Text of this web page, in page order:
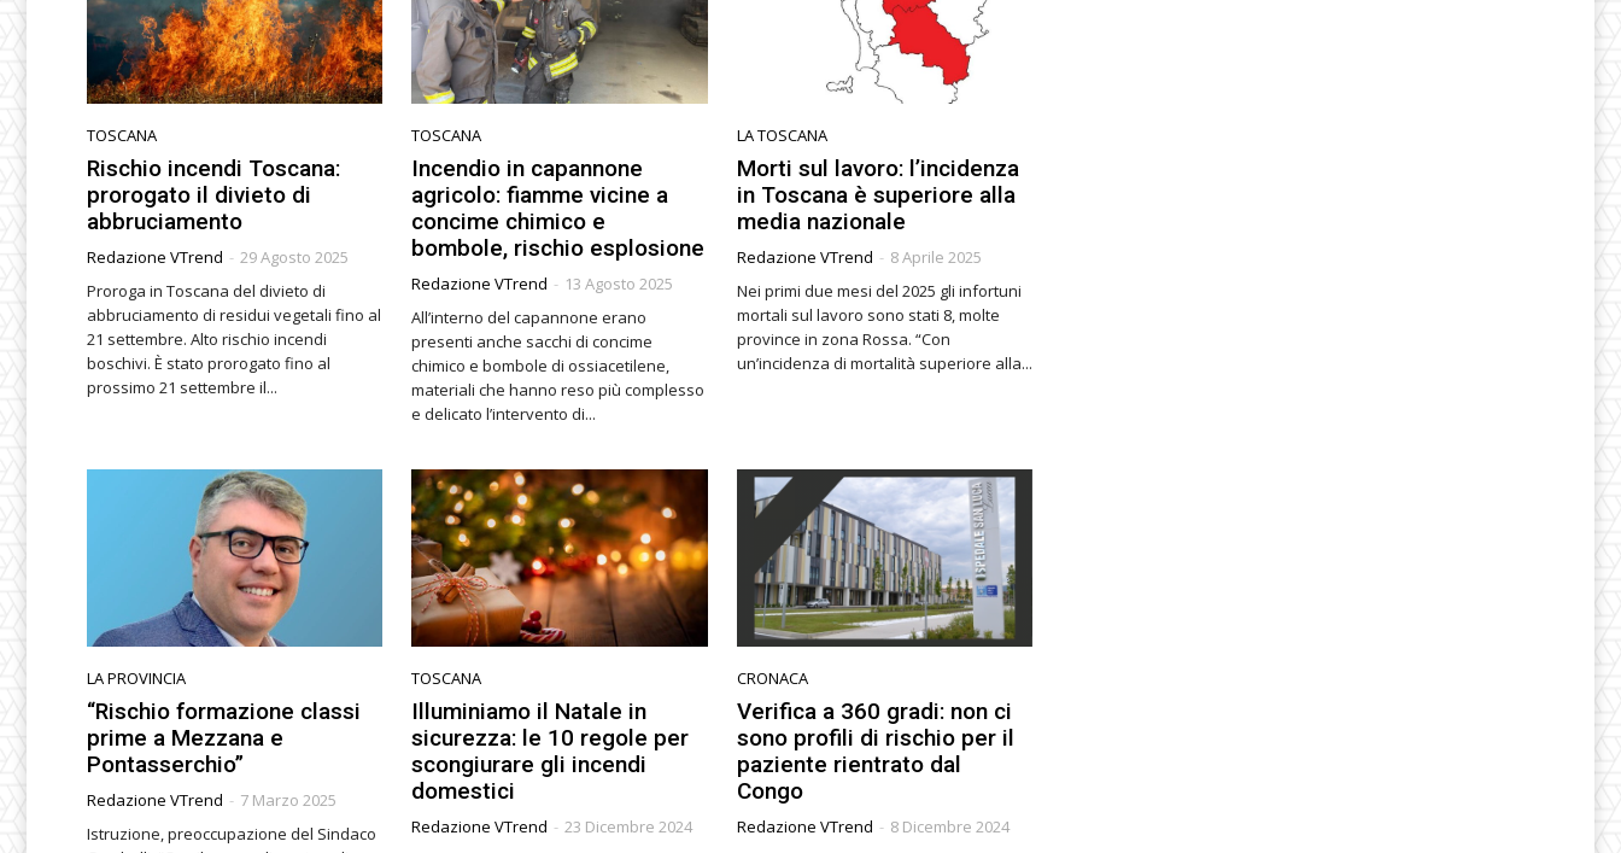
TOSCANA
Rischio incendi Toscana:
prorogato il divieto di
abbruciamento
Redazione VTrend - 29 Agosto 2025
Proroga in Toscana del divieto di
abbruciamento di residui vegetali fino al
21 settembre. Alto rischio incendi
boschivi. È stato prorogato fino al
prossimo 21 settembre il...
TOSCANA
Incendio in capannone
agricolo: fiamme vicine a
concime chimico e
bombole, rischio esplosione
Redazione VTrend - 13 Agosto 2025
All’interno del capannone erano
presenti anche sacchi di concime
chimico e bombole di ossiacetilene,
materiali che hanno reso più complesso
e delicato l’intervento di...
LA TOSCANA
Morti sul lavoro: l’incidenza
in Toscana è superiore alla
media nazionale
Redazione VTrend - 8 Aprile 2025
Nei primi due mesi del 2025 gli infortuni
mortali sul lavoro sono stati 8, molte
province in zona Rossa. “Con
un’incidenza di mortalità superiore alla...
LA PROVINCIA
“Rischio formazione classi
prime a Mezzana e
Pontasserchio”
Redazione VTrend - 7 Marzo 2025
Istruzione, preoccupazione del Sindaco
TOSCANA
Illuminiamo il Natale in
sicurezza: le 10 regole per
scongiurare gli incendi
domestici
Redazione VTrend - 23 Dicembre 2024
CRONACA
Verifica a 360 gradi: non ci
sono profili di rischio per il
paziente rientrato dal
Congo
Redazione VTrend - 8 Dicembre 2024